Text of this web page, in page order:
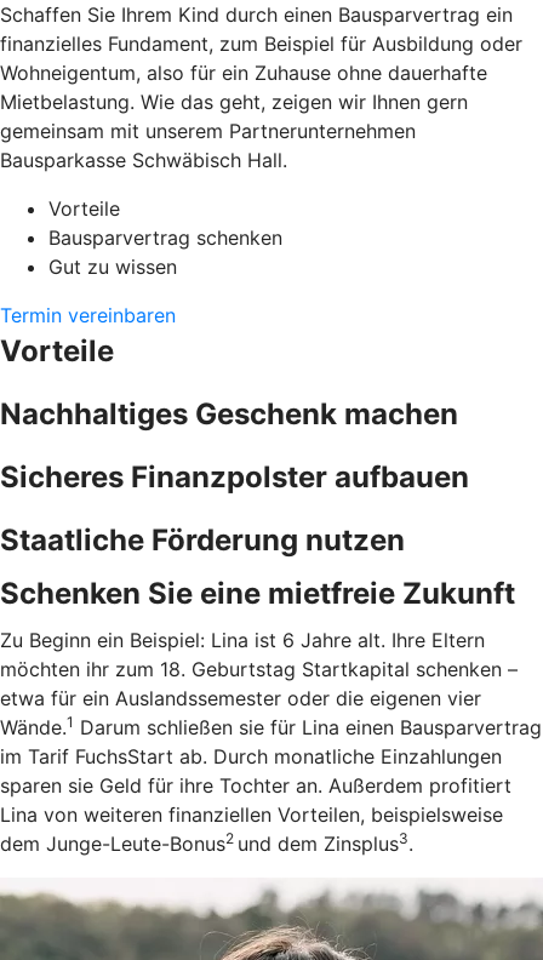
Schaffen Sie Ihrem Kind durch einen Bausparvertrag ein
finanzielles Fundament, zum Beispiel für Ausbildung oder
Wohneigentum, also für ein Zuhause ohne dauerhafte
Mietbelastung. Wie das geht, zeigen wir Ihnen gern
gemeinsam mit unserem Partnerunternehmen
Bausparkasse Schwäbisch Hall.
Vorteile
Bausparvertrag schenken
Gut zu wissen
Termin vereinbaren
Vorteile
Nachhaltiges Geschenk machen
Sicheres Finanzpolster aufbauen
Staatliche Förderung nutzen
Schenken Sie eine mietfreie Zukunft
Zu Beginn ein Beispiel: Lina ist 6 Jahre alt. Ihre Eltern
möchten ihr zum 18. Geburtstag Startkapital schenken –
etwa für ein Auslandssemester oder die eigenen vier
Wände.1 Darum schließen sie für Lina einen Bausparvertrag
im Tarif FuchsStart ab. Durch monatliche Einzahlungen
sparen sie Geld für ihre Tochter an. Außerdem profitiert
Lina von weiteren finanziellen Vorteilen, beispielsweise
dem Junge-Leute-Bonus2 und dem Zinsplus3.